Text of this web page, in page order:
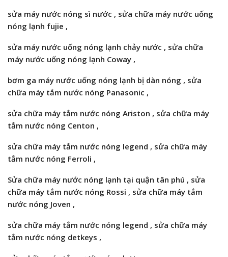
sửa máy nước nóng sì nước , sửa chữa máy nước uống
nóng lạnh fujie ,
sửa máy nước uống nóng lạnh chảy nước , sửa chữa
máy nước uống nóng lạnh Coway ,
bơm ga máy nước uống nóng lạnh bị dàn nóng , sửa
chữa máy tắm nước nóng Panasonic ,
sửa chữa máy tắm nước nóng Ariston , sửa chữa máy
tắm nước nóng Centon ,
sửa chữa máy tắm nước nóng legend , sửa chữa máy
tắm nước nóng Ferroli ,
Sửa chữa máy nước nóng lạnh tại quận tân phú , sửa
chữa máy tắm nước nóng Rossi , sửa chữa máy tắm
nước nóng Joven ,
sửa chữa máy tắm nước nóng legend , sửa chữa máy
tắm nước nóng detkeys ,